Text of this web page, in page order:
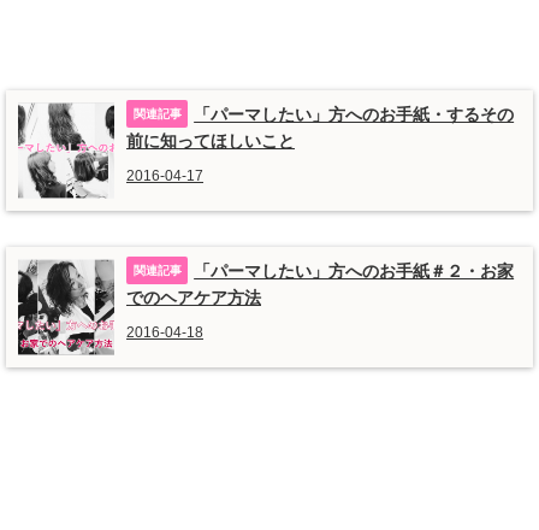
「パーマしたい」方へのお手紙・するその
前に知ってほしいこと
2016-04-17
「パーマしたい」方へのお手紙＃２・お家
でのヘアケア方法
2016-04-18